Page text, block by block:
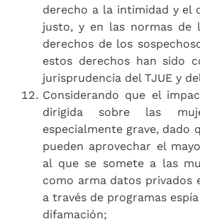
derecho a la intimidad y el
justo, y en las normas de
derechos de los
estos derechos han sido
jurisprudencia del TJUE y
Considerando que el
dirigida sobre las
especialmente grave, dado
pueden aprovechar el
al que se somete a las
como arma datos privados
a través de programas
difamación;